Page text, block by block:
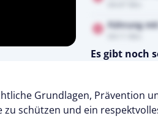
Führung
Es gibt noch
Grundlagen,
schützen und ein